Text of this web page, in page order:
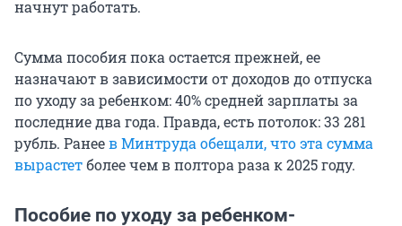
начнут работать.
Сумма пособия пока остается прежней, ее
назначают в зависимости от доходов до отпуска
по уходу за ребенком: 40% средней зарплаты за
последние два года. Правда, есть потолок: 33 281
рубль. Ранеев Минтруда обещали, что эта сумма
вырастетболее чем в полтора раза к 2025 году.
Пособие по уходу за ребенком-